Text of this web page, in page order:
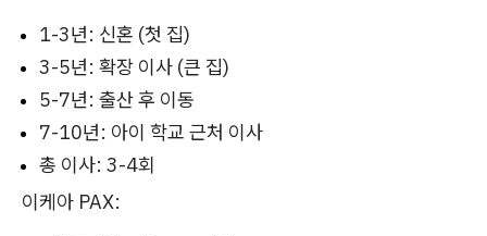
1-3년: 신혼 (첫 집)
3-5년: 확장 이사 (큰 집)
5-7년: 출산 후 이동
7-10년: 아이 학교 근처 이사
총 이사: 3-4회
이케아 PAX: